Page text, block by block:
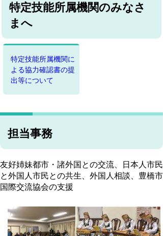
特定技能所属機関のみなさ
まへ
特定技能所属機関に
よる協力確認書の提
出等について
担当事務
友好姉妹都市・諸外国との交流、日本人市民
と外国人市民との共生、外国人相談、豊橋市
国際交流協会の支援